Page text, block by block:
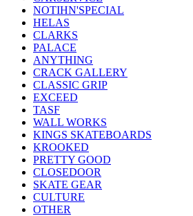
NOTIHN'SPECIAL
HELAS
CLARKS
PALACE
ANYTHING
CRACK GALLERY
CLASSIC GRIP
EXCEED
TASF
WALL WORKS
KINGS SKATEBOARDS
KROOKED
PRETTY GOOD
CLOSEDOOR
SKATE GEAR
CULTURE
OTHER